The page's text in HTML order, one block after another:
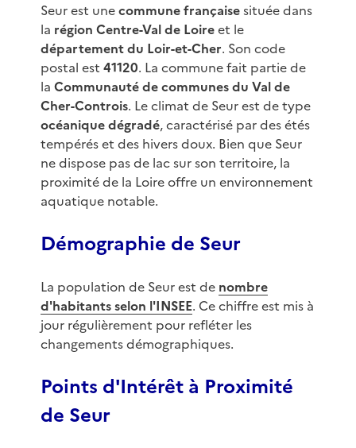
Seur est unecommune françaisesituée dans
la région Centre-Val de Loireet le
département du Loir-et-Cher. Son code
postal est 41120. La commune fait partie de
la Communauté de communes du Val de
Cher-Controis. Le climat de Seur est de type
océanique dégradé, caractérisé par des étés
tempérés et des hivers doux. Bien que Seur
ne dispose pas de lac sur son territoire, la
proximité de la Loire offre un environnement
aquatique notable.
Démographie de Seur
La population de Seur est de nombre
d'habitants selon l'INSEE. Ce chiffre est mis à
jour régulièrement pour refléter les
changements démographiques.
Points d'Intérêt à Proximité
de Seur